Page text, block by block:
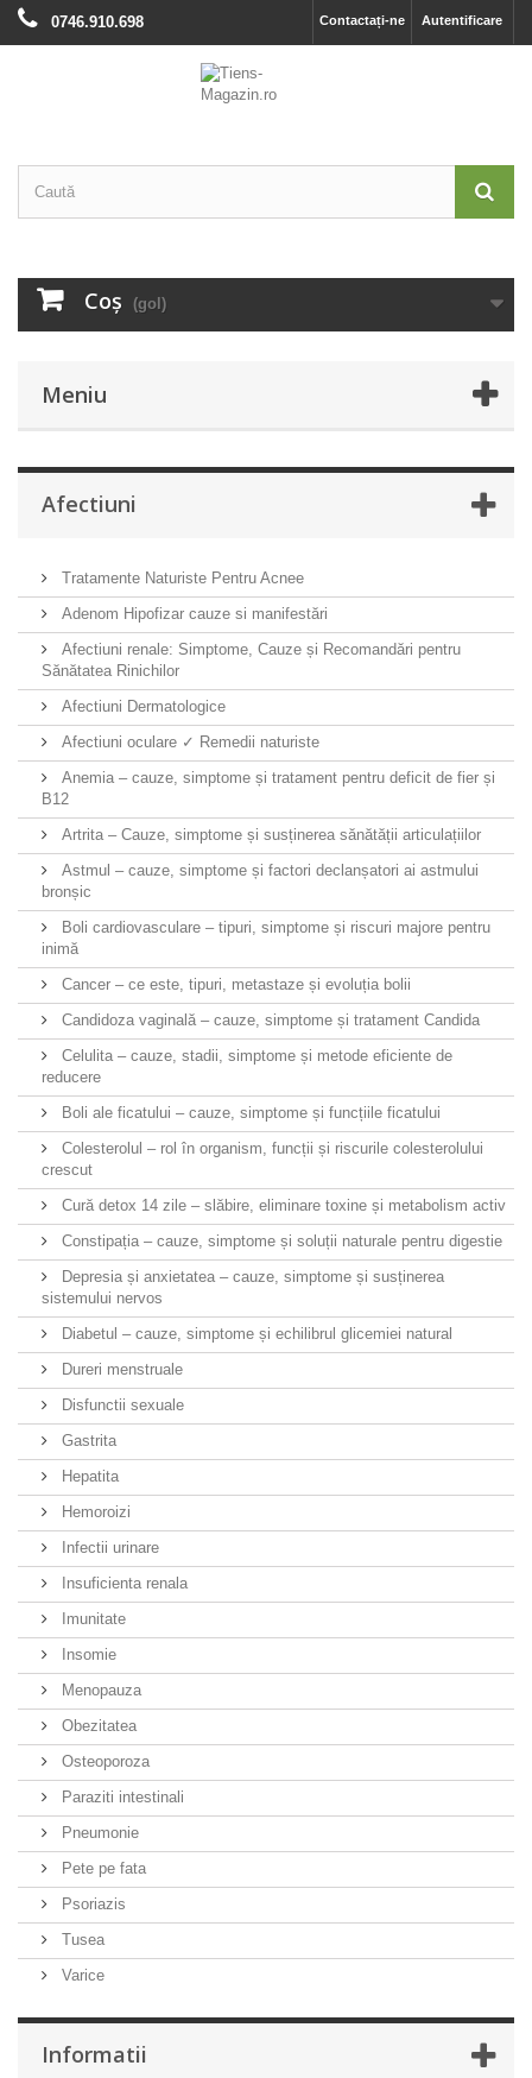
Autentificare
Contactați-ne
0746.910.698
Coş (gol)
Meniu
Afectiuni
Tratamente Naturiste Pentru Acnee
Adenom Hipofizar cauze si manifestări
Afectiuni renale: Simptome, Cauze și Recomandări pentru
Sănătatea Rinichilor
Afectiuni Dermatologice
Afectiuni oculare ✓ Remedii naturiste
Anemia – cauze, simptome și tratament pentru deficit de fier și
B12
Artrita – Cauze, simptome și susținerea sănătății articulațiilor
Astmul – cauze, simptome și factori declanșatori ai astmului
bronșic
Boli cardiovasculare – tipuri, simptome și riscuri majore pentru
inimă
Cancer – ce este, tipuri, metastaze și evoluția bolii
Candidoza vaginală – cauze, simptome și tratament Candida
Celulita – cauze, stadii, simptome și metode eficiente de
reducere
Boli ale ficatului – cauze, simptome și funcțiile ficatului
Colesterolul – rol în organism, funcții și riscurile colesterolului
crescut
Cură detox 14 zile – slăbire, eliminare toxine și metabolism activ
Constipația – cauze, simptome și soluții naturale pentru digestie
Depresia și anxietatea – cauze, simptome și susținerea
sistemului nervos
Diabetul – cauze, simptome și echilibrul glicemiei natural
Dureri menstruale
Disfunctii sexuale
Gastrita
Hepatita
Hemoroizi
Infectii urinare
Insuficienta renala
Imunitate
Insomie
Menopauza
Obezitatea
Osteoporoza
Paraziti intestinali
Pneumonie
Pete pe fata
Psoriazis
Tusea
Varice
Informatii